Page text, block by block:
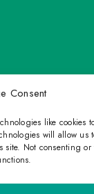
Consent
like cookies
will allow us
Not consenting
TOP en